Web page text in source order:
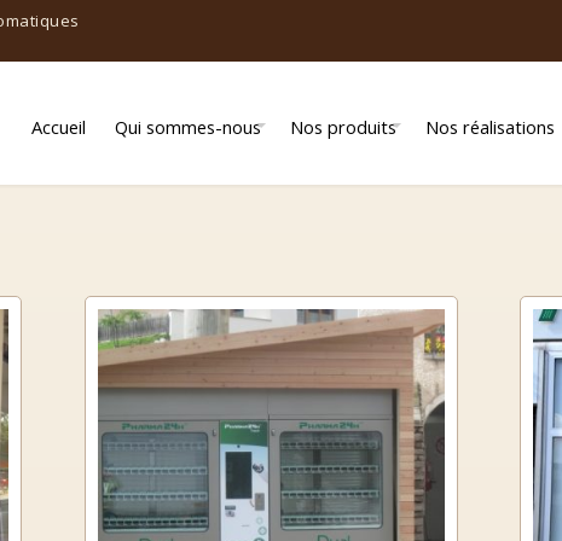
Accueil Qui sommes-nous Nos produits
Chocolatiers
Frais / traiteurs
Fruits & Légumes
Librairie / Bibliothèque
Nos réalisations